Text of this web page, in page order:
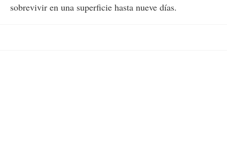
sobrevivir en una superficie hasta nueve días.